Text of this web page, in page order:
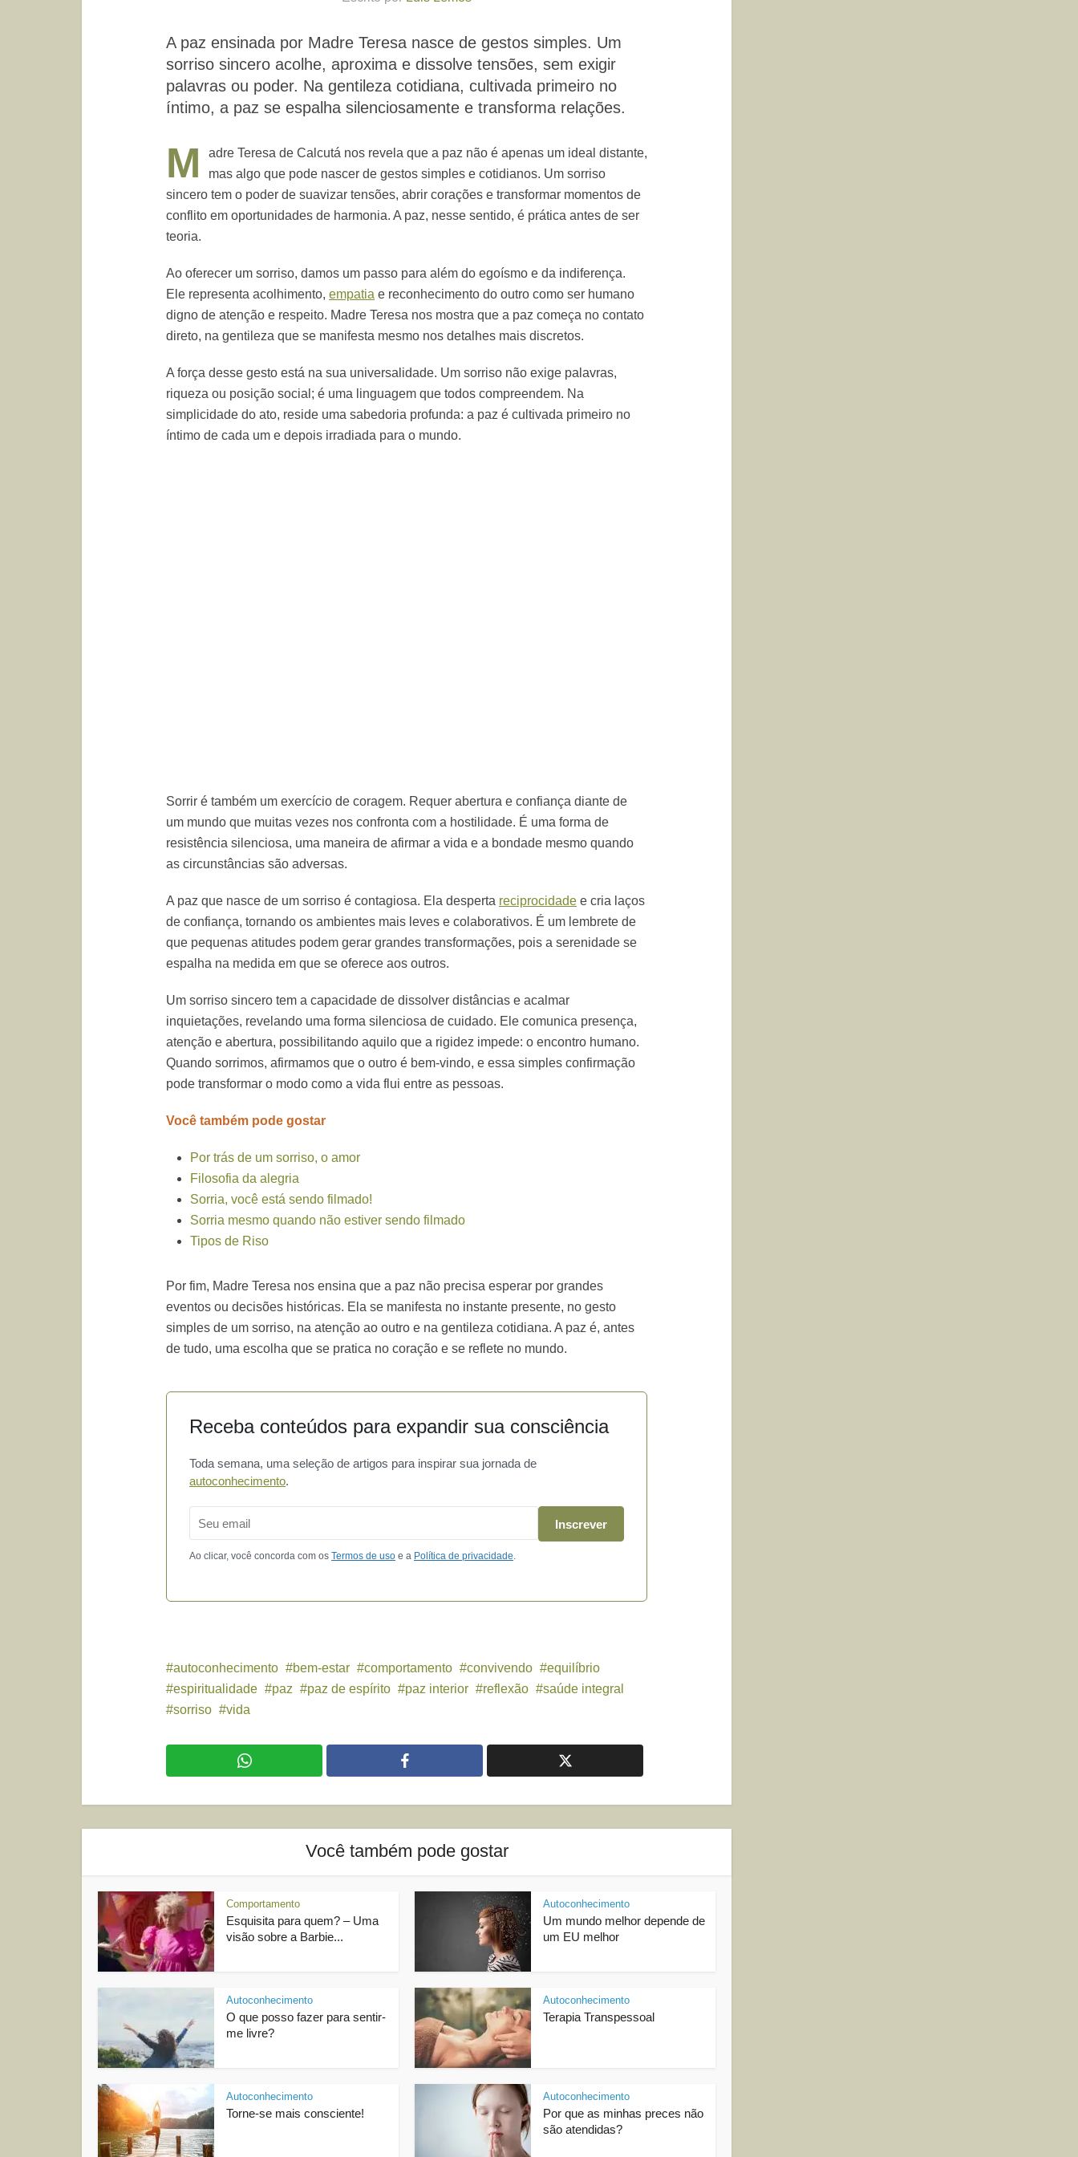
A paz ensinada por Madre Teresa nasce de gestos simples. Um
sorriso sincero acolhe, aproxima e dissolve tensões, sem exigir
palavras ou poder. Na gentileza cotidiana, cultivada primeiro no
íntimo, a paz se espalha silenciosamente e transforma relações.
M
adre Teresa de Calcutá nos revela que a paz não é apenas um ideal distante,
mas algo que pode nascer de gestos simples e cotidianos. Um sorriso
sincero tem o poder de suavizar tensões, abrir corações e transformar momentos de
conflito em oportunidades de harmonia. A paz, nesse sentido, é prática antes de ser
teoria.
Ao oferecer um sorriso, damos um passo para além do egoísmo e da indiferença.
Ele representa acolhimento, empatia e reconhecimento do outro como ser humano
digno de atenção e respeito. Madre Teresa nos mostra que a paz começa no contato
direto, na gentileza que se manifesta mesmo nos detalhes mais discretos.
A força desse gesto está na sua universalidade. Um sorriso não exige palavras,
riqueza ou posição social; é uma linguagem que todos compreendem. Na
simplicidade do ato, reside uma sabedoria profunda: a paz é cultivada primeiro no
íntimo de cada um e depois irradiada para o mundo.
Sorrir é também um exercício de coragem. Requer abertura e confiança diante de
um mundo que muitas vezes nos confronta com a hostilidade. É uma forma de
resistência silenciosa, uma maneira de afirmar a vida e a bondade mesmo quando
as circunstâncias são adversas.
A paz que nasce de um sorriso é contagiosa. Ela desperta reciprocidade e cria laços
de confiança, tornando os ambientes mais leves e colaborativos. É um lembrete de
que pequenas atitudes podem gerar grandes transformações, pois a serenidade se
espalha na medida em que se oferece aos outros.
Um sorriso sincero tem a capacidade de dissolver distâncias e acalmar
inquietações, revelando uma forma silenciosa de cuidado. Ele comunica presença,
atenção e abertura, possibilitando aquilo que a rigidez impede: o encontro humano.
Quando sorrimos, afirmamos que o outro é bem-vindo, e essa simples confirmação
pode transformar o modo como a vida flui entre as pessoas.
Você também pode gostar
Por trás de um sorriso, o amor
Filosofia da alegria
Sorria, você está sendo filmado!
Sorria mesmo quando não estiver sendo filmado
Tipos de Riso
Por fim, Madre Teresa nos ensina que a paz não precisa esperar por grandes
eventos ou decisões históricas. Ela se manifesta no instante presente, no gesto
simples de um sorriso, na atenção ao outro e na gentileza cotidiana. A paz é, antes
de tudo, uma escolha que se pratica no coração e se reflete no mundo.
Receba conteúdos para expandir sua consciência
Toda semana, uma seleção de artigos para inspirar sua jornada de
autoconhecimento.
Inscrever
Ao clicar, você concorda com os Termos de uso e a Política de privacidade.
autoconhecimento bem-estar comportamento convivendo
equilíbrio
espiritualidade
paz paz de espírito paz interior reflexão
saúde integral
sorriso
vida
Você também pode gostar
Comportamento
Esquisita para quem? – Uma
visão sobre a Barbie...
Autoconhecimento
Um mundo melhor depende de
um EU melhor
Autoconhecimento
O que posso fazer para sentir-
me livre?
Autoconhecimento
Terapia Transpessoal
Autoconhecimento
Torne-se mais consciente!
Autoconhecimento
Por que as minhas preces não
são atendidas?